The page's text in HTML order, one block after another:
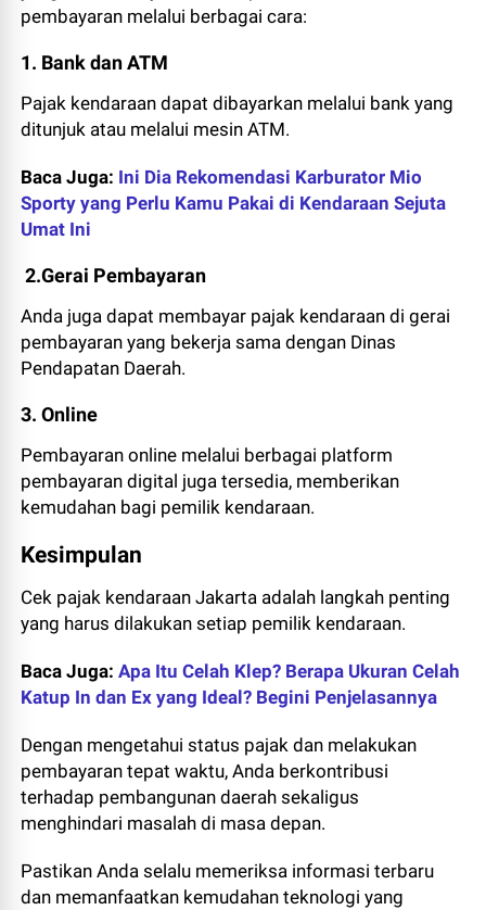
pembayaran melalui berbagai cara:
1. Bank dan ATM
Pajak kendaraan dapat dibayarkan melalui bank yang
ditunjuk atau melalui mesin ATM.
Baca Juga: Ini Dia Rekomendasi Karburator Mio
Sporty yang Perlu Kamu Pakai di Kendaraan Sejuta
Umat Ini
2.Gerai Pembayaran
Anda juga dapat membayar pajak kendaraan di gerai
pembayaran yang bekerja sama dengan Dinas
Pendapatan Daerah.
3. Online
Pembayaran online melalui berbagai platform
pembayaran digital juga tersedia, memberikan
kemudahan bagi pemilik kendaraan.
Kesimpulan
Cek pajak kendaraan Jakarta adalah langkah penting
yang harus dilakukan setiap pemilik kendaraan.
Baca Juga:Apa Itu Celah Klep? Berapa Ukuran Celah
Katup In dan Ex yang Ideal? Begini Penjelasannya
Dengan mengetahui status pajak dan melakukan
pembayaran tepat waktu, Anda berkontribusi
terhadap pembangunan daerah sekaligus
menghindari masalah di masa depan.
Pastikan Anda selalu memeriksa informasi terbaru
dan memanfaatkan kemudahan teknologi yang